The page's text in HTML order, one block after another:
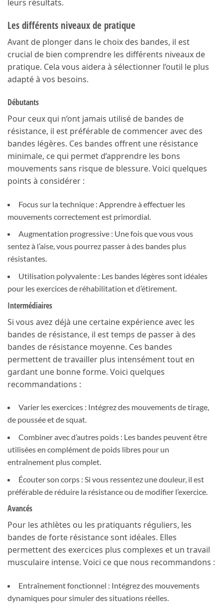
leurs résultats.
Les différents niveaux de pratique
Avant de plonger dans le choix des bandes, il est
crucial de bien comprendre les différents niveaux de
pratique. Cela vous aidera à sélectionner l’outil le plus
adapté à vos besoins.
Débutants
Pour ceux qui n’ont jamais utilisé de bandes de
résistance, il est préférable de commencer avec des
bandes légères. Ces bandes offrent une résistance
minimale, ce qui permet d’apprendre les bons
mouvements sans risque de blessure. Voici quelques
points à considérer :
Focus sur la technique : Apprendre à effectuer les
mouvements correctement est primordial.
Augmentation progressive : Une fois que vous vous
sentez à l’aise, vous pourrez passer à des bandes plus
résistantes.
Utilisation polyvalente : Les bandes légères sont idéales
pour les exercices de réhabilitation et d’étirement.
Intermédiaires
Si vous avez déjà une certaine expérience avec les
bandes de résistance, il est temps de passer à des
bandes de résistance moyenne. Ces bandes
permettent de travailler plus intensément tout en
gardant une bonne forme. Voici quelques
recommandations :
Varier les exercices : Intégrez des mouvements de tirage,
de poussée et de squat.
Combiner avec d’autres poids : Les bandes peuvent être
utilisées en complément de poids libres pour un
entraînement plus complet.
Écouter son corps : Si vous ressentez une douleur, il est
préférable de réduire la résistance ou de modifier l’exercice.
Avancés
Pour les athlètes ou les pratiquants réguliers, les
bandes de forte résistance sont idéales. Elles
permettent des exercices plus complexes et un travail
musculaire intense. Voici ce que nous recommandons :
Entraînement fonctionnel : Intégrez des mouvements
dynamiques pour simuler des situations réelles.